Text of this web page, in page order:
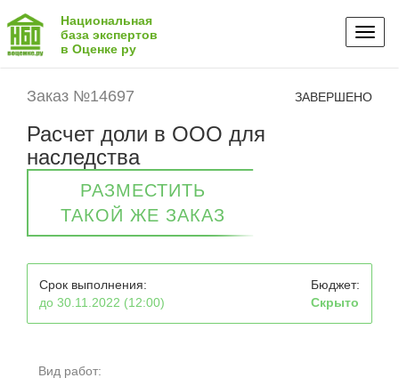
Национальная
база экспертов
в Оценке ру
Заказ №14697 ЗАВЕРШЕНО
Расчет доли в ООО для
наследства
РАЗМЕСТИТЬ
ТАКОЙ ЖЕ ЗАКАЗ
Срок выполнения:
до 30.11.2022 (12:00)
Бюджет:
Скрыто
Вид работ: